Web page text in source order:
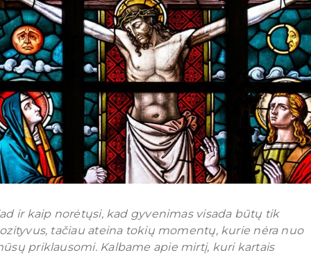
ir kaip norėtųsi, kad gyvenimas visada būtų tik
tačiau ateina tokių momentų, kurie nėra nuo
priklausomi. Kalbame apie mirtį, kuri kartais